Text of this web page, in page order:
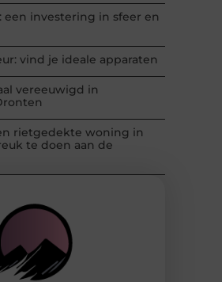
een investering in sfeer en
vind je ideale apparaten
vereeuwigd in
rietgedekte woning in
te doen aan de